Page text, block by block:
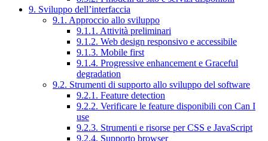
9. Sviluppo dell’interfaccia
9.1. Approccio allo sviluppo
9.1.1. Attività preliminari
9.1.2. Web design responsivo e accessibile
9.1.3. Mobile first
9.1.4. Progressive enhancement e Graceful
degradation
9.2. Strumenti di supporto allo sviluppo del software
9.2.1. Feature detection
9.2.2. Verificare le feature disponibili con Can I
use
9.2.3. Strumenti e risorse per CSS e JavaScript
9.2.4. Supporto browser